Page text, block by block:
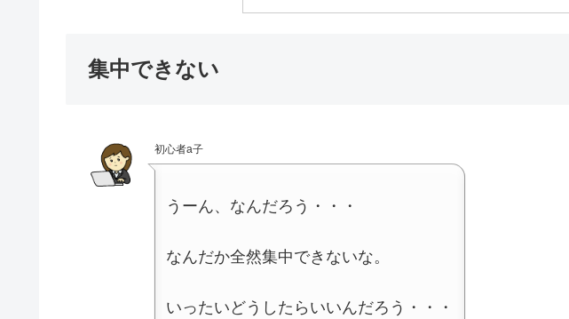
集中できない
初心者a子
うーん、なんだろう・・・
なんだか全然集中できないな。
いったいどうしたらいいんだろう・・・